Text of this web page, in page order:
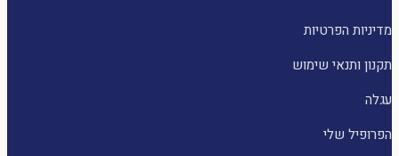
מדיניות הפרטיות
תקנון ותנאי שימוש
עגלה
הפרופיל שלי